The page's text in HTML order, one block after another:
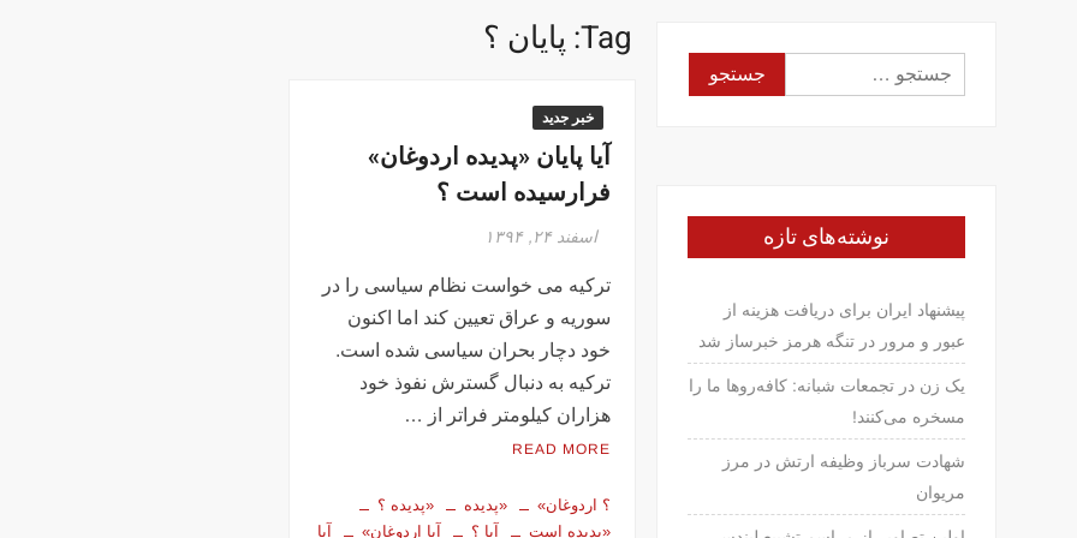
Tag: پایان ؟
خبر جدید
آیا پایان «پدیده اردوغان»
فرارسیده است ؟
اسفند ۲۴, ۱۳۹۴
ترکیه می خواست نظام سیاسی را در
سوریه و عراق تعیین کند اما اکنون
خود دچار بحران سیاسی شده است.
ترکیه به دنبال گسترش نفوذ خود
هزاران کیلومتر فراتر از …
READ MORE
؟ اردوغان» «پدیده
«پدیده ؟
«پدیده است
آیا ؟ آیا اردوغان» آیا
جستجو
برای:
نوشته‌های تازه
پیشنهاد ایران برای دریافت هزینه از
عبور و مرور در تنگه هرمز خبرساز شد
یک زن در تجمعات شبانه: کافه‌روها ما را
مسخره می‌کنند!
شهادت سرباز وظیفه ارتش در مرز
مریوان